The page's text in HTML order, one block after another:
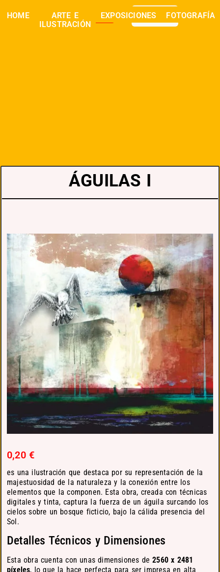
HOME
ARTE E
ILUSTRACIÓN
EXPOSICIONES FOTOGRAFÍA
buscar 0,00
ÁGUILAS I
0,20 €
es una ilustración que destaca por su representación de la
majestuosidad de la naturaleza y la conexión entre los
elementos que la componen. Esta obra, creada con técnicas
digitales y tinta, captura la fuerza de un águila surcando los
cielos sobre un bosque ficticio, bajo la cálida presencia del
Sol.
Detalles Técnicos y Dimensiones
Esta obra cuenta con unas dimensiones de2560 x 2481
píxeles, lo que la hace perfecta para ser impresa en alta